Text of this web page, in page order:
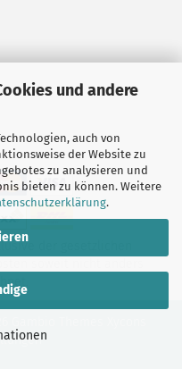
und andere
auch von
der Website zu
zu analysieren und
bieten zu können. Weitere
.
der gesetzlichen